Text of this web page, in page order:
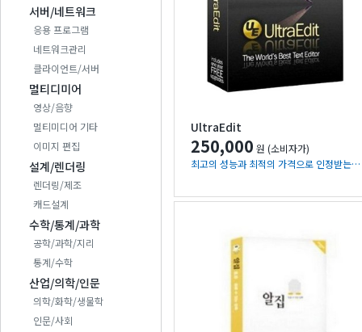
서버/네트워크
응용 프로그램
네트워크관리
클라이언트/서버
멀티디미어
영상/음향
멀티미디어 기타
이미지 편집
설계/렌더링
렌더링/제조
캐드설계
수학/통계/과학
공학/과학/지리
통계/수학
산업/의학/인문
의학/화학/생물학
인문/사회
UltraEdit
250,000 원 (소비자가)
최고의 성능과 최적의 가격으로 인정받는 베스트셀링 텍스트 에디터